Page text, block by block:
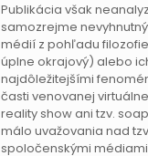
Publikácia však
samozrejme
médií z pohľadu
úplne okrajový) alebo
najdôležitejšími
časti venovanej
reality show ani tzv.
málo uvažovania nad
spoločenskými